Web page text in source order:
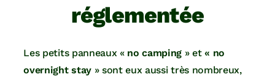
réglementée
Les petits panneaux « no camping » et« no
overnight stay» sont eux aussi très nombreux,